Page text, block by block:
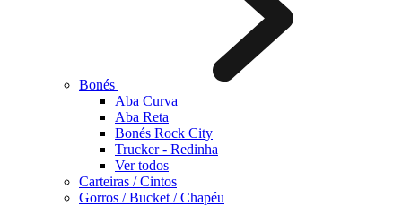
Bonés
Aba Curva
Aba Reta
Bonés Rock City
Trucker - Redinha
Ver todos
Carteiras / Cintos
Gorros / Bucket / Chapéu